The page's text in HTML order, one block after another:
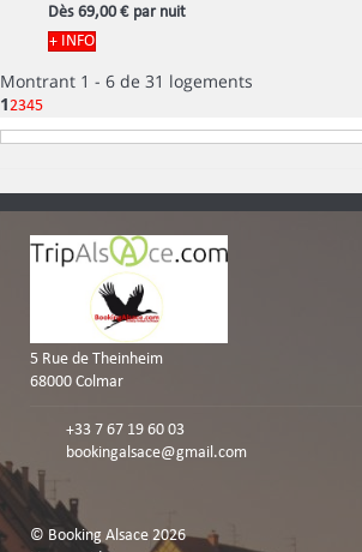
Dès 69,00 € par nuit
+ INFO
Montrant 1 - 6 de 31 logements
12345
5 Rue de Theinheim
68000 Colmar
+33 7 67 19 60 03
bookingalsace@gmail.com
© Booking Alsace 2026